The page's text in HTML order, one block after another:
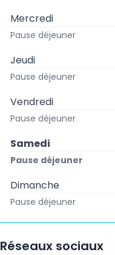
Mercredi
Pause déjeuner
Jeudi
Pause déjeuner
Vendredi
Pause déjeuner
Samedi
Pause déjeuner
Dimanche
Pause déjeuner
Réseaux sociaux